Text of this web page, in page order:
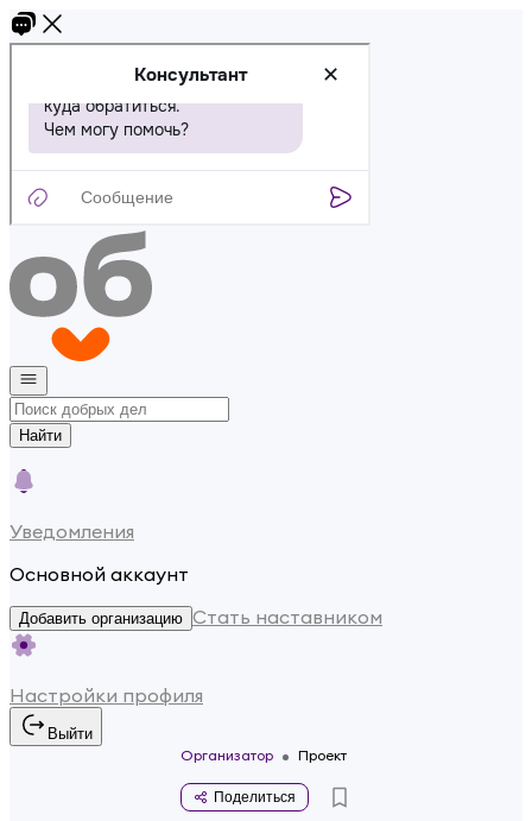
Найти
Уведомления
Основной аккаунт
Добавить организацию Стать наставником
Настройки профиля
Выйти
Организатор
Проект
Поделиться